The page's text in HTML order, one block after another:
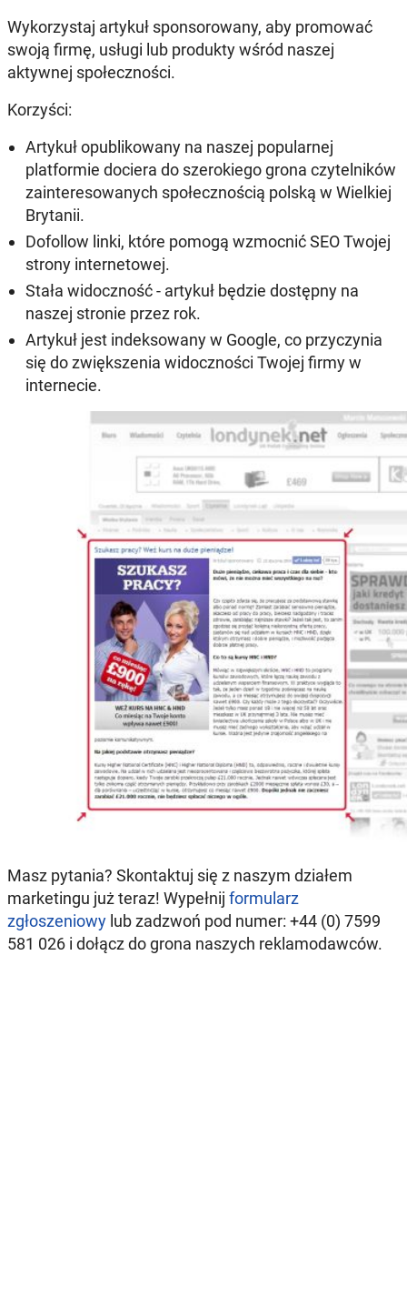
Wykorzystaj artykuł sponsorowany, aby promować
swoją firmę, usługi lub produkty wśród naszej
aktywnej społeczności.
Korzyści:
Artykuł opublikowany na naszej popularnej
platformie dociera do szerokiego grona czytelników
zainteresowanych społecznością polską w Wielkiej
Brytanii.
Dofollow linki, które pomogą wzmocnić SEO Twojej
strony internetowej.
Stała widoczność - artykuł będzie dostępny na
naszej stronie przez rok.
Artykuł jest indeksowany w Google, co przyczynia
się do zwiększenia widoczności Twojej firmy w
internecie.
Masz pytania? Skontaktuj się z naszym działem
marketingu już teraz! Wypełnij formularz
zgłoszeniowy lub zadzwoń pod numer: +44 (0) 7599
581 026 i dołącz do grona naszych reklamodawców.